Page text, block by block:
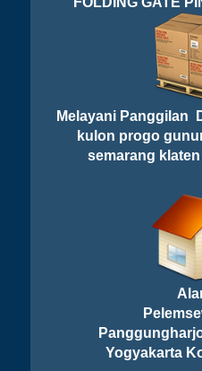
Melayani Panggilan
kulon progo
semarang
Yogyakarta